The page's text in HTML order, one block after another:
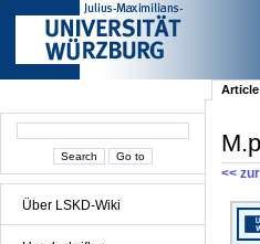
Über LSKD-Wiki
Article
<<